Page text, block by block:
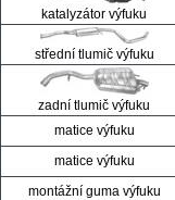
katalyzátor výfuku
střední tlumič výfuku
zadní tlumič výfuku
matice výfuku
matice výfuku
montážní guma výfuku